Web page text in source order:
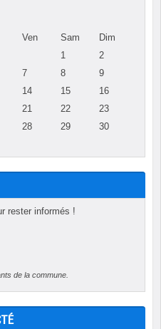
Ven Sam
Dim
1
2
7 8
9
14 15
16
21 22
23
28 29
30
rester informés !
de la commune.